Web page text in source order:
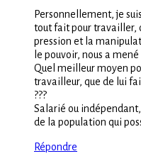
Personnellement, je
tout fait pour travailler,
pression et la
le pouvoir, nous a
Quel meilleur moyen
travailleur, que de lui
???
Salarié ou
de la population qui
Répondre